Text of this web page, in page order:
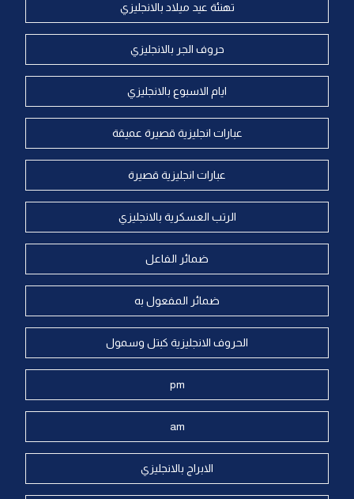
تهنئة عيد ميلاد بالانجليزي
حروف الجر بالانجليزي
ايام الاسبوع بالانجليزي
عبارات انجليزية قصيرة عميقة
عبارات انجليزية قصيرة
الرتب العسكرية بالانجليزي
ضمائر الفاعل
ضمائر المفعول به
الحروف الانجليزية كبتل وسمول
pm
am
الابراج بالانجليزي